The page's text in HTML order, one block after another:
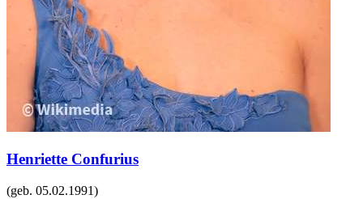
Henriette Confurius
(geb. 05.02.1991)